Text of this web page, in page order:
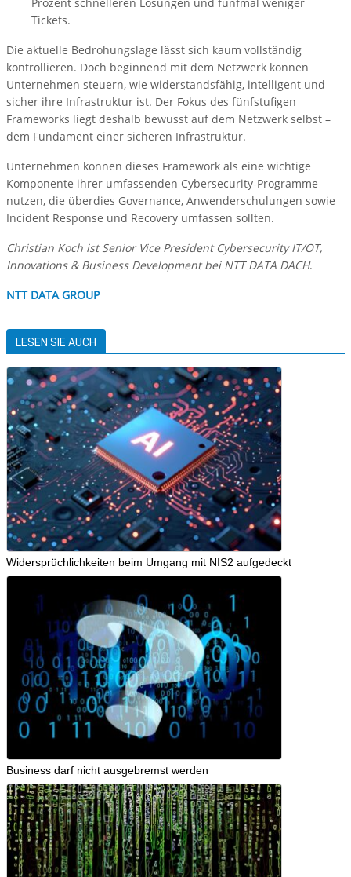
Tickets.
Die aktuelle Bedrohungslage lässt sich kaum vollständig
kontrollieren. Doch beginnend mit dem Netzwerk können
Unternehmen steuern, wie widerstandsfähig, intelligent und
sicher ihre Infrastruktur ist. Der Fokus des fünfstufigen
Frameworks liegt deshalb bewusst auf dem Netzwerk selbst –
dem Fundament einer sicheren Infrastruktur.
Unternehmen können dieses Framework als eine wichtige
Komponente ihrer umfassenden Cybersecurity-Programme
nutzen, die überdies Governance, Anwenderschulungen sowie
Incident Response und Recovery umfassen sollten.
Christian Koch ist Senior Vice President Cybersecurity IT/OT,
Innovations & Business Development bei NTT DATA DACH.
NTT DATA GROUP
LESEN SIE AUCH
Widersprüchlichkeiten beim Umgang mit NIS2 aufgedeckt
Business darf nicht ausgebremst werden